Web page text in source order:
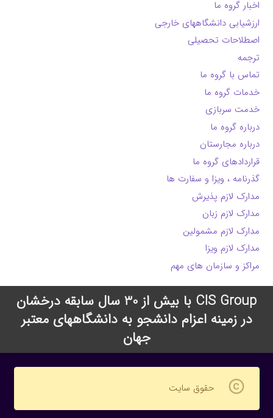
اخبار گروه ما
ارزشیابی دانشگاههای خارجی
اصطلاحات تحصیلی
ترجمه
تماس با گروه ما
خدمات گروه ما
خدمت سربازی
درباره گروه ما
درباره مجارستان
قراردادهای گروه ما
گذرنامه ، ویزا و سفارت ها
مدارک لازم پذیرش
مدارک لازم زبان
مدارک لازم مشمولین
مدارک لازم ویزا
مراکز و سازمان های مهم
CIS Group با بیش از 30 سال سابقه درخشان
در زمینه اعزام دانشجو به دانشگاههای معتبر
جهان
copyright حقوق سایت